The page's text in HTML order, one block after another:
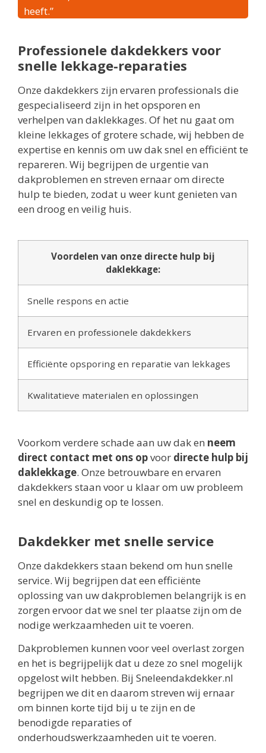
heeft.”
Professionele dakdekkers voor
snelle lekkage-reparaties
Onze dakdekkers zijn ervaren professionals die
gespecialiseerd zijn in het opsporen en
verhelpen van daklekkages. Of het nu gaat om
kleine lekkages of grotere schade, wij hebben de
expertise en kennis om uw dak snel en efficiënt te
repareren. Wij begrijpen de urgentie van
dakproblemen en streven ernaar om directe
hulp te bieden, zodat u weer kunt genieten van
een droog en veilig huis.
Voordelen van onze directe hulp bij
daklekkage:
Snelle respons en actie
Ervaren en professionele dakdekkers
Efficiënte opsporing en reparatie van lekkages
Kwalitatieve materialen en oplossingen
Voorkom verdere schade aan uw dak en neem
direct contact met ons opvoor directe hulp bij
daklekkage. Onze betrouwbare en ervaren
dakdekkers staan voor u klaar om uw probleem
snel en deskundig op te lossen.
Dakdekker met snelle service
Onze dakdekkers staan bekend om hun snelle
service. Wij begrijpen dat een efficiënte
oplossing van uw dakproblemen belangrijk is en
zorgen ervoor dat we snel ter plaatse zijn om de
nodige werkzaamheden uit te voeren.
Dakproblemen kunnen voor veel overlast zorgen
en het is begrijpelijk dat u deze zo snel mogelijk
opgelost wilt hebben. Bij Sneleendakdekker.nl
begrijpen we dit en daarom streven wij ernaar
om binnen korte tijd bij u te zijn en de
benodigde reparaties of
onderhoudswerkzaamheden uit te voeren.